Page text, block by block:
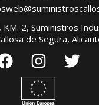
KM. 2, Suministros
de Segura,